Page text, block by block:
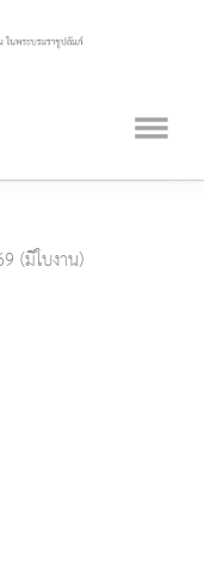
(มีใบงาน)